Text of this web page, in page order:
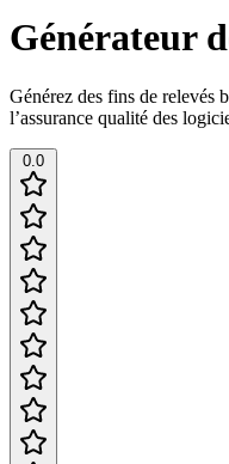
Générateur
Générez des fins de relevés
l’assurance qualité des
0.0